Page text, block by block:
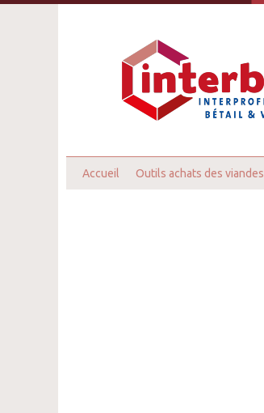
Accueil Outils achats des viandes